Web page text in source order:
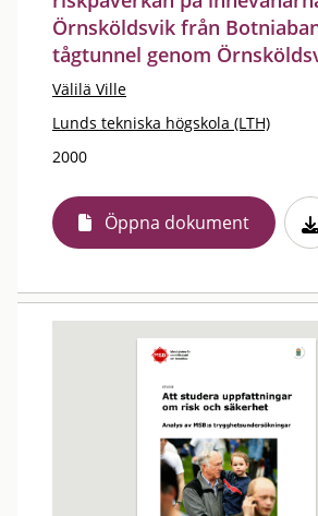
Örnsköldsvik från
tågtunnel genom
Välilä Ville
Lunds tekniska högskola (LTH)
2000
Öppna dokument